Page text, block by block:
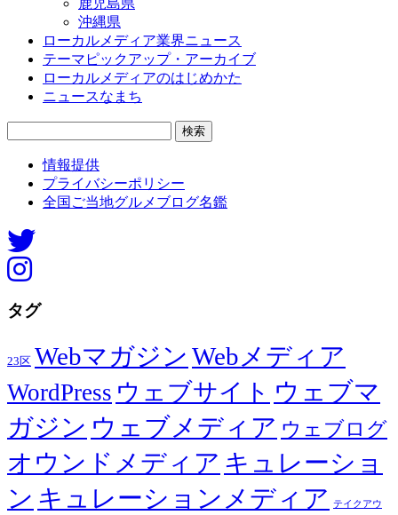
沖縄県
ローカルメディア業界ニュース
テーマピックアップ・アーカイブ
ローカルメディアのはじめかた
ニュースなまち
情報提供
プライバシーポリシー
全国ご当地グルメブログ名鑑
タグ
23区 Webマガジン Webメディア
WordPress ウェブサイト ウェブマ
ガジン ウェブメディア ウェブログ
オウンドメディア キュレーショ
ン キュレーションメディア テイクアウ